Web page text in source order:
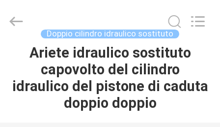
CASA.
PRODOTTI
EQUIPMENT
CO.,LTD.
Doppio cilindro idraulico sostituto
Ariete idraulico sostituto
capovolto del cilindro
idraulico del pistone di caduta
doppio doppio